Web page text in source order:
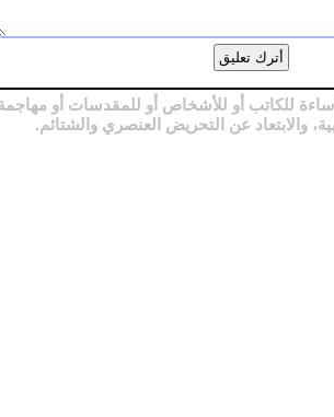
للكاتب أو للأشخاص أو للمقدسات أو
والابتعاد عن التحريض العنصري والشتائم.